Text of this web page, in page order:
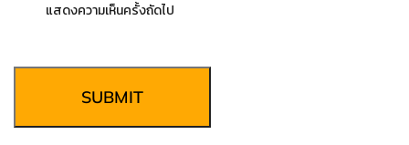
แสดงความเห็นครั้งถัดไป
SUBMIT